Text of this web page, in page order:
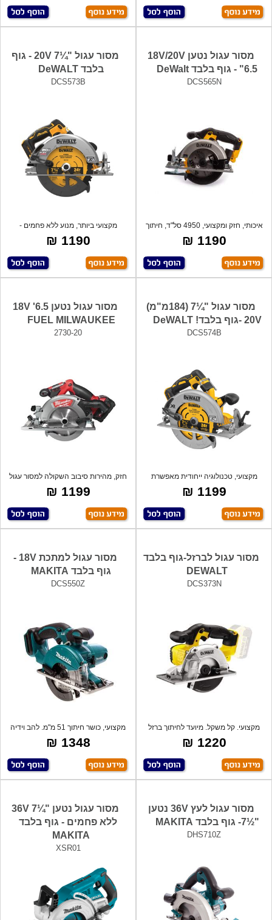
מסור עגול נטען 18V/20V
"6.5 - גוף בלבד DeWalt
DCS565N
איכותי, חזק ומקצועי, 4950 סל"ד, חיתוך
ב-
1190 ₪
מסור עגול "¼7 20V - גוף
בלבד DeWALT
DCS573B
מקצועי ביותר, מנוע ללא פחמים -
BRUSHLESS.
1190 ₪
מסור עגול "¼7 (184מ"מ)
20V -גוף בלבד! DeWALT
DCS574B
מקצועי, טכנולוגיה ייחודית מאפשרת
להגיע ל
1199 ₪
מסור עגול נטען 6.5' 18V
FUEL MILWAUKEE
2730-20
חזק, מהירות סיבוב השקולה למסור עגול
חשמל
1199 ₪
מסור עגול לברזל-גוף בלבד
DEWALT
DCS373N
מקצועי. קל משקל. מיועד לחיתוך ברזל
ואלומ
1220 ₪
מסור עגול למתכת 18V -
גוף בלבד MAKITA
DCS550Z
מקצועי, כושר חיתוך 51 מ"מ. להב וידיה
136
1348 ₪
מסור עגול לעץ 36V נטען
"½7- גוף בלבד MAKITA
DHS710Z
מסור עגול נטען "¼7 36V
ללא פחמים - גוף בלבד
MAKITA
XSR01